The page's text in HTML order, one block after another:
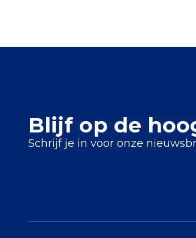
Blijf op de
Schrijf je in voor onze